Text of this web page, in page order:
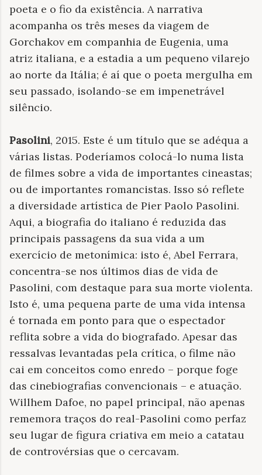
poeta e o fio da existência. A narrativa
acompanha os três meses da viagem de
Gorchakov em companhia de Eugenia, uma
atriz italiana, e a estadia a um pequeno vilarejo
ao norte da Itália; é aí que o poeta mergulha em
seu passado, isolando-se em impenetrável
silêncio.
Pasolini, 2015. Este é um título que se adéqua a
várias listas. Poderíamos colocá-lo numa lista
de filmes sobre a vida de importantes cineastas;
ou de importantes romancistas. Isso só reflete
a diversidade artística de Pier Paolo Pasolini.
Aqui, a biografia do italiano é reduzida das
principais passagens da sua vida a um
exercício de metonímica: isto é, Abel Ferrara,
concentra-se nos últimos dias de vida de
Pasolini, com destaque para sua morte violenta.
Isto é, uma pequena parte de uma vida intensa
é tornada em ponto para que o espectador
reflita sobre a vida do biografado. Apesar das
ressalvas levantadas pela crítica, o filme não
cai em conceitos como enredo – porque foge
das cinebiografias convencionais – e atuação.
Willhem Dafoe, no papel principal, não apenas
rememora traços do real-Pasolini como perfaz
seu lugar de figura criativa em meio a catatau
de controvérsias que o cercavam.